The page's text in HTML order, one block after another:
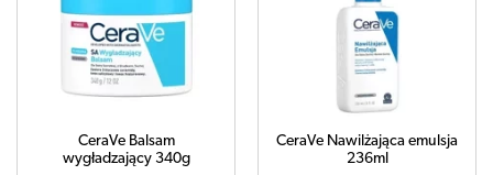
CeraVe Balsam
wygładzający 340g
CeraVe Nawilżająca emulsja
236ml